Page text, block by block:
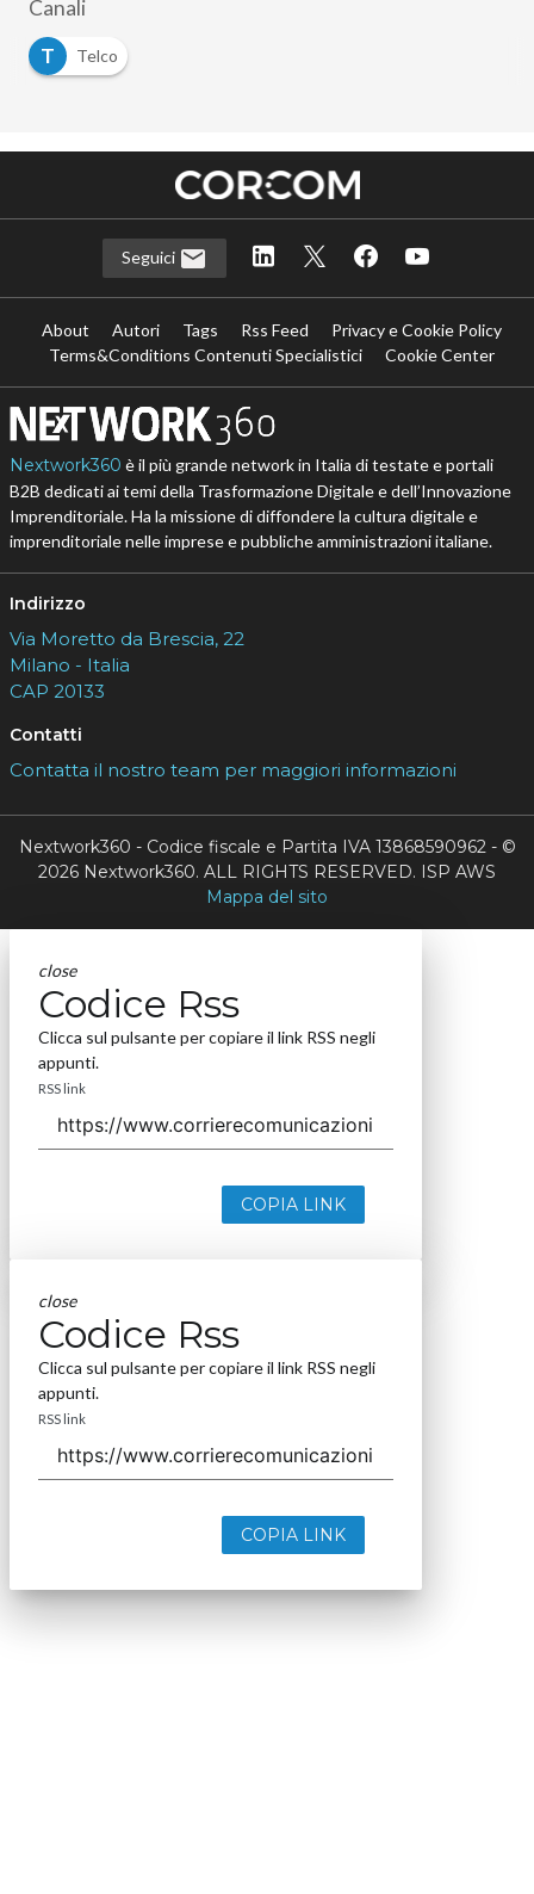
Canali
T
Telco
Seguici
About Autori Tags Rss Feed
Privacy e Cookie Policy
Terms&Conditions Contenuti Specialistici
Cookie Center
Nextwork360 è il più grande network in Italia di testate e portali
B2B dedicati ai temi della Trasformazione Digitale e dell’Innovazione
Imprenditoriale. Ha la missione di diffondere la cultura digitale e
imprenditoriale nelle imprese e pubbliche amministrazioni italiane.
Indirizzo
Via Moretto da Brescia, 22
Milano - Italia
CAP 20133
Contatti
Contatta il nostro team per maggiori informazioni
Nextwork360 - Codice fiscale e Partita IVA 13868590962 - ©
2026 Nextwork360. ALL RIGHTS RESERVED. ISP AWS
Mappa del sito
close
Codice Rss
Clicca sul pulsante per copiare il link RSS negli
appunti.
RSS link
COPIA LINK
close
Codice Rss
Clicca sul pulsante per copiare il link RSS negli
appunti.
RSS link
COPIA LINK